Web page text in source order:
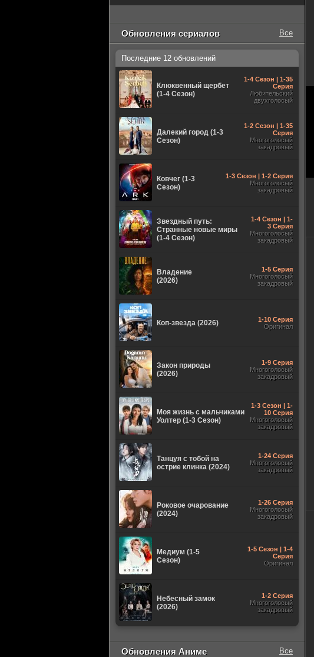
Обновления сериалов Все
Последние 12 обновлений
Клюквенный щербет
(1-4 Сезон)
1-4 Сезон | 1-35
Серия
Любительский
двухголосый
Далекий город (1-3
Сезон)
1-2 Сезон | 1-35
Серия
Многоголосый
закадровый
Ковчег (1-3
Сезон)
1-3 Сезон | 1-2 Серия
Многоголосый
закадровый
Звездный путь:
Странные новые миры
(1-4 Сезон)
1-4 Сезон | 1-
3 Серия
Многоголосый
закадровый
Владение
(2026)
1-5 Серия
Многоголосый
закадровый
Коп-звезда (2026)
1-10 Серия
Оригинал
Закон природы
(2026)
1-9 Серия
Многоголосый
закадровый
Моя жизнь с мальчиками
Уолтер (1-3 Сезон)
1-3 Сезон | 1-
10 Серия
Многоголосый
закадровый
Танцуя с тобой на
острие клинка (2024)
1-24 Серия
Многоголосый
закадровый
Роковое очарование
(2024)
1-26 Серия
Многоголосый
закадровый
Медиум (1-5
Сезон)
1-5 Сезон | 1-4
Серия
Оригинал
Небесный замок
(2026)
1-2 Серия
Многоголосый
закадровый
Обновления Аниме Все